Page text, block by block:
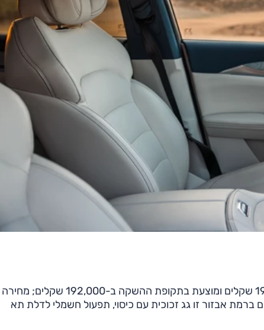
בגרסת 72 קוט"ש נוספה רמת האבזור 'אורבן' שמחירה 195,000 שקלים ומוצעת בתקופת ההשקה ב-192,000 שקלים; מחירה
שקלים וב'פרמיום' הוא 220,000 שקלים. גם ברמת אבזור זו גג זכוכית עם כיסוי, תפעול חשמלי לדלת תא